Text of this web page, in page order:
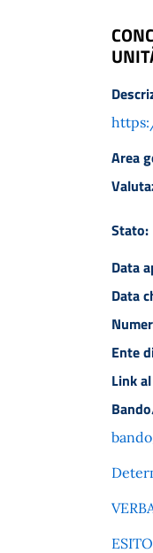
Area
Stato:
Data
Data
Ente
Link